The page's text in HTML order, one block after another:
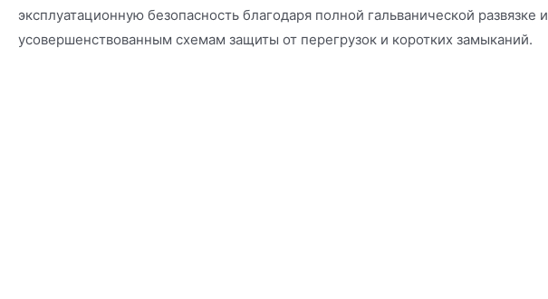
эксплуатационную безопасность благодаря полной гальванической развязке и
усовершенствованным схемам защиты от перегрузок и коротких замыканий.